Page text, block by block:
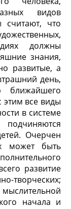
видов
считают, что
должны
знания,
развитые, а
день,
ближайшего
этим все виды
в системе
Очерчен
может быть
развитие
творческих;
начала и